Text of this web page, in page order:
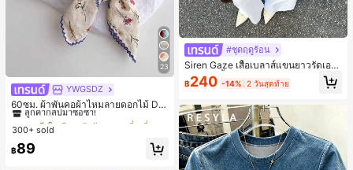
23
YWGSDZ
60ซม. ผ้าพันคอผ้าไหมลายดอกไม้ Dit
sy สีเบจ, เครื่องประดับใหม่สำหรับผู้หญิ
งฤดูใบไม้ผลิ/ฤดูใบไม้ร่วง, ผ้าพันคอผืน
#1 ขายดี
ลูกค้ากลับมาซื้อซ้ำ!
#1 ขายดี
ลูกค้ากลับมาซื้อซ้ำ!
#1 ขายดี
ลูกค้ากลับมาซื้อซ้ำ!
#1 ขายดี
ใน สีเบจ ผ้าพันคอทรงสี่เหลี่ยมและผ้าพันคอสำหรับผู้
300+ sold
฿89
#ชุดฤดูร้อน
Siren Gaze เสื้อเบลาส์แขนยาวรัดเอว
ลายจุดสีน้ำตาลใหม่สำหรับฤดูใบไม้ร่ว
งสำหรับผู้หญิง
฿240 -14% 2 วันสุดท้าย